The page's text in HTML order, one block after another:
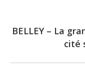
BELLEY – La
cité